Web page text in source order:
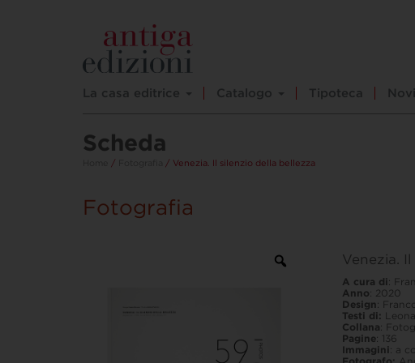
La casa editrice Catalogo Tipoteca
Scheda
/ / Venezia. Il silenzio della bellezza
Fotografia
Venezia.
A cura di:
Anno: 2020
Design:
Testi di:
Collana:
Pagine: 136
Immagini: a